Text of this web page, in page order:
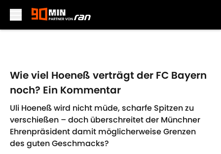
Wie viel Hoeneß verträgt der FC Bayern
noch? Ein Kommentar
Uli Hoeneß wird nicht müde, scharfe Spitzen zu
verschießen – doch überschreitet der Münchner
Ehrenpräsident damit möglicherweise Grenzen
des guten Geschmacks?